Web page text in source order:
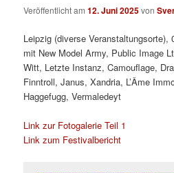
Veröffentlicht am12. Juni 2025von
Leipzig (diverse Veranstaltungsorte),
mit New Model Army, Public Image
Witt, Letzte Instanz, Camouflage,
Finntroll, Janus, Xandria, L’Âme
Haggefugg, Vermaledeyt
Link zur Fotogalerie Teil 1
Link zum Festivalbericht